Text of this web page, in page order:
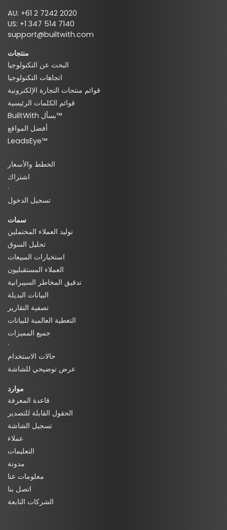
AU: +61 2 7242 2020
US: +1 347 514 7140
support@builtwith.com
منتجات
البحث عن التكنولوجيا
اتجاهات التكنولوجيا
قوائم منتجات التجارة الإلكترونية
قوائم الكلمات الرئيسية
BuiltWith بسأل™
أفضل المواقع
LeadsEye™
الخطط والأسعار
اشتراك
·
تسجيل الدخول
سمات
توليد العملاء المحتملين
تحليل السوق
استخبارات المبيعات
العملاء المستقبليون
تدقيق المخاطر السيبرانية
البيانات البديلة
تصفية التقارير
التغطية العالمية للبيانات
جميع المميزات
·
حالات الاستخدام
عرض توضيحي للشاشة
موارد
قاعدة المعرفة
الحقول القابلة للتصدير
تسجيل الشاشة
عملاء
التعليمات
مدونة
معلومات عنا
اتصل بنا
الشركات التابعة